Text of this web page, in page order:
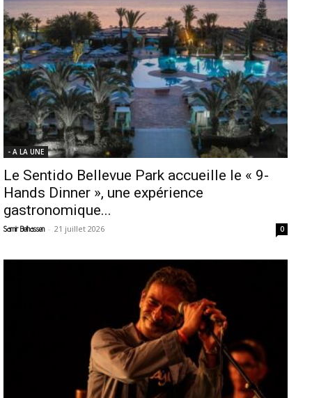
- A LA UNE
Le Sentido Bellevue Park accueille le « 9-
Hands Dinner », une expérience
gastronomique...
Samir Belhassen - 21 juillet 2026 0